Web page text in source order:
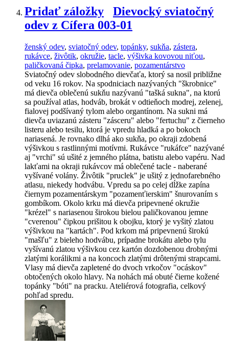
Pridať záložky
Dievocký sviatočný
odev z Cífera 003-01
ženský odev, sviatočný odev, topánky, sukňa, zástera,
rukávce, živôtik, okružie, tacle, výšivka kovovou niťou,
paličkovaná čipka, prelamovanie, pozamentárstvo
Sviatočný odev slobodného dievčaťa, ktorý sa nosil približne
od veku 16 rokov. Na spodniciach nazývaných "škrobnice"
má dievča oblečenú sukňu nazývanú "tašká sukna", na ktorú
sa používal atlas, hodváb, brokát v odtieňoch modrej, zelenej,
fialovej podšívaný tylom alebo organtínom. Na sukni má
dievča uviazanú zásteru "zásceru" alebo "fertuchu" z čierneho
listeru alebo tesilu, ktorá je vpredu hladká a po bokoch
nariasená. Je rovnako dlhá ako sukňa, po okraji zdobená
výšivkou s rastlinnými motívmi. Rukávce "rukáfce" nazývané
aj "vrchi" sú ušité z jemného plátna, batistu alebo vapéru. Nad
lakťami na okraji rukávcov má oblečené tacle - naberané
vyšívané volány. Živôtik "pruclek" je ušitý z jednofarebného
atlasu, niekedy hodvábu. Vpredu sa po celej dĺžke zapína
čiernym pozamentárskym "pozamenťierskim" šnurovaním s
gombíkom. Okolo krku má dievča pripevnené okružie
"krézel" s nariasenou širokou bielou paličkovanou jemne
"cverenou" čipkou prišitou k obojku, ktorý je vyšitý zlatou
výšivkou na "kartách". Pod krkom má pripevnenú širokú
"mašľu" z bieleho hodvábu, prípadne brokátu alebo tylu
vyšívanú zlatou výšivkou cez kartón dozdobenou drobnými
zlatými korálikmi a na koncoch zlatými drôtenými strapcami.
Vlasy má dievča zapletené do dvoch vrkočov "ocáskov"
obtočených okolo hlavy. Na nohách má obuté čierne kožené
topánky "bóti" na pracku. Ateliérová fotografia, celkový
pohľad spredu.